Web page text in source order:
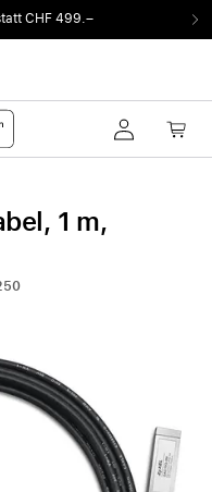
CHF 499.–
1 m,